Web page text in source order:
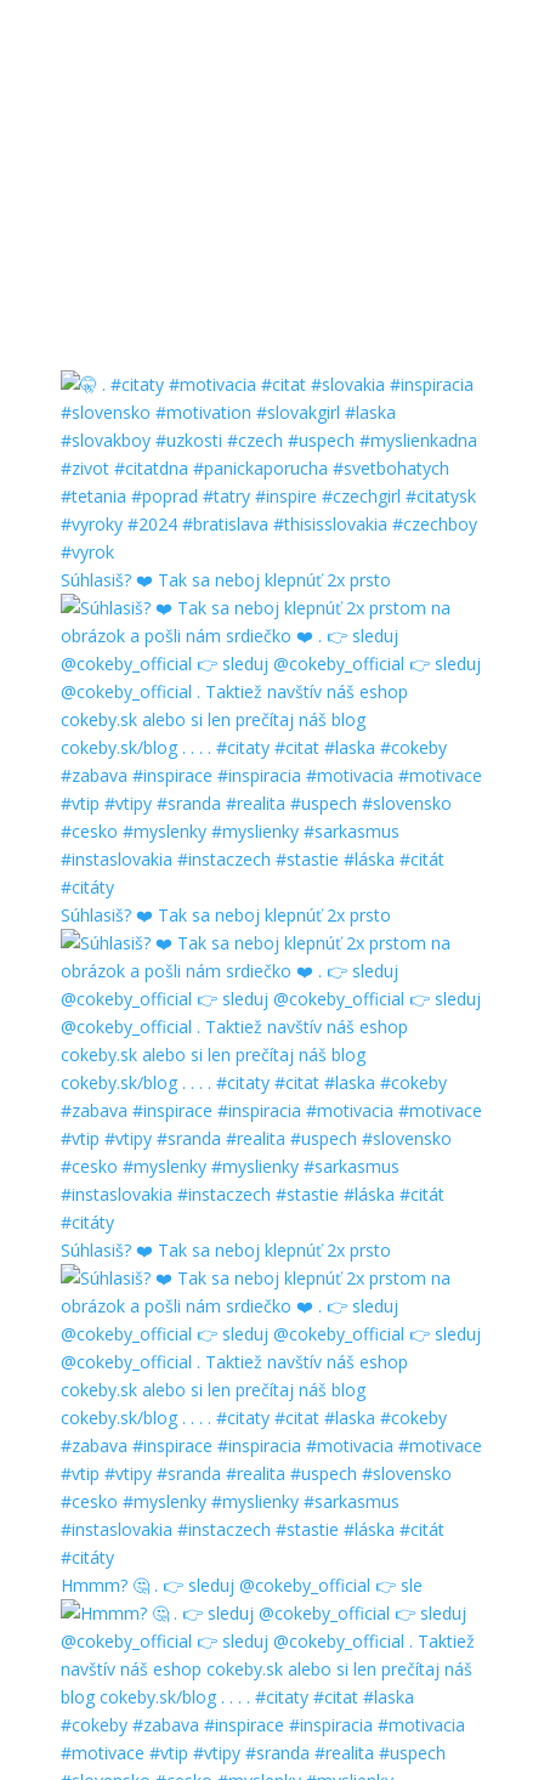
Súhlasiš? ❤️ Tak sa neboj klepnúť 2x prsto
Súhlasiš? ❤️ Tak sa neboj klepnúť 2x prsto
Súhlasiš? ❤️ Tak sa neboj klepnúť 2x prsto
Hmmm? 🤔 . 👉 sleduj @cokeby_official 👉 sle